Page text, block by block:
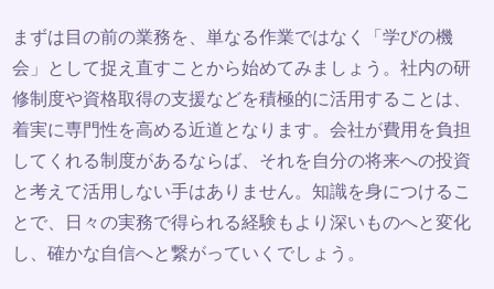
まずは目の前の業務を、単なる作業ではなく「学びの機
会」として捉え直すことから始めてみましょう。社内の研
修制度や資格取得の支援などを積極的に活用することは、
着実に専門性を高める近道となります。会社が費用を負担
してくれる制度があるならば、それを自分の将来への投資
と考えて活用しない手はありません。知識を身につけるこ
とで、日々の実務で得られる経験もより深いものへと変化
し、確かな自信へと繋がっていくでしょう。